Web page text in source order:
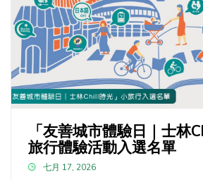
「友善城市體驗日｜士林
旅行體驗活動入選名單
七月 17, 2026